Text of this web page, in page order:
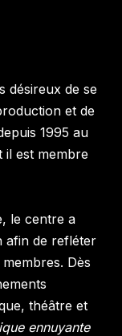
désireux de se
et de
1995 au
il est membre
le centre a
afin de refléter
Dès
théâtre et
ennuyante